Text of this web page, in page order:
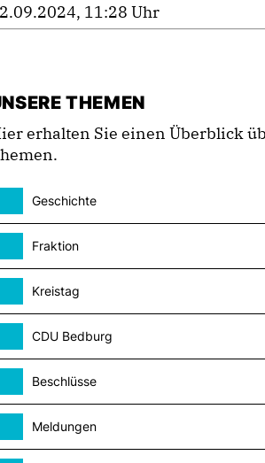
11:28 Uhr
THEMEN
erhalten Sie einen Überblick
Geschichte
Fraktion
Kreistag
CDU Bedburg
Beschlüsse
Meldungen